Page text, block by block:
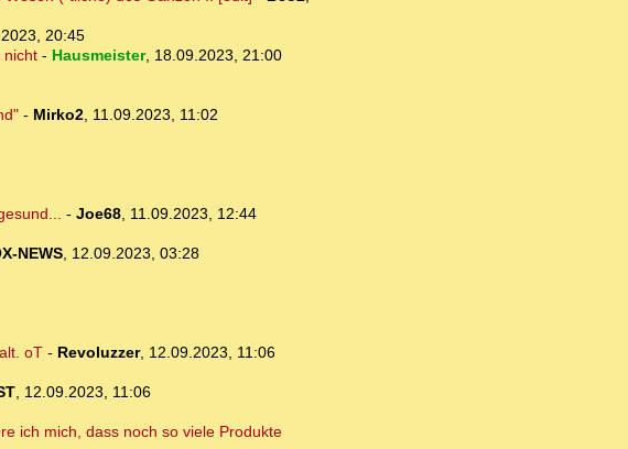
20:45
nicht- Hausmeister, 18.09.2023, 21:00
- Mirko2, 11.09.2023, 11:02
- Joe68, 11.09.2023, 12:44
NEWS, 12.09.2023, 03:28
oT- Revoluzzer, 12.09.2023, 11:06
, 12.09.2023, 11:06
ich mich, dass noch so viele Produkte